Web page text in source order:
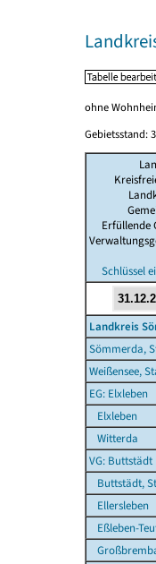
ohne
Gebietsstand:
Erfüllende
Schlüssel
Landkreis
Sömmerda,
Weißensee,
EG: Elxleben
Elxleben
Witterda
VG: Buttstädt
Buttstädt,
Ellersleben
Eßleben-